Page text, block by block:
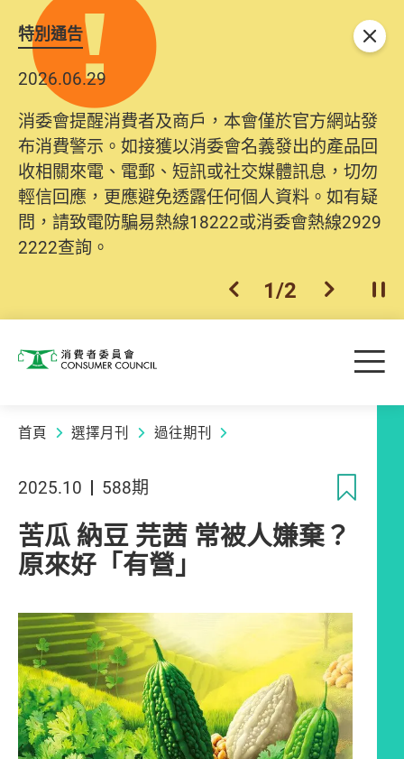
特別通告
2026.06.29
消委會提醒消費者及商戶，本會僅於官方網站發
布消費警示。如接獲以消委會名義發出的產品回
收相關來電、電郵、短訊或社交媒體訊息，切勿
輕信回應，更應避免透露任何個人資料。如有疑
問，請致電防騙易熱線18222或消委會熱線2929
2222查詢。
上一個
1/2 下一個開
關閉
消費者委員會 目
首頁 選擇月刊 過往期刊
2025.10 588期
苦瓜 納豆 芫茜 常被人嫌棄？
原來好「有營」